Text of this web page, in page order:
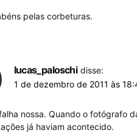
pelas corbeturas.
lucas_paloschi disse:
1 de dezembro de 2011 às
nossa. Quando o fotógrafo
já haviam acontecido.